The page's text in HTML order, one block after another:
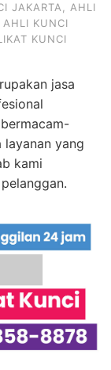
JAKARTA
AHLI
AHLI KUNCI
KUNCI
jasa
layanan yang
kami